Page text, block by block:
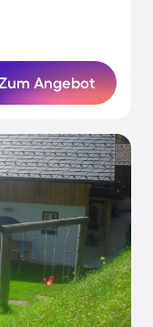
Angebot